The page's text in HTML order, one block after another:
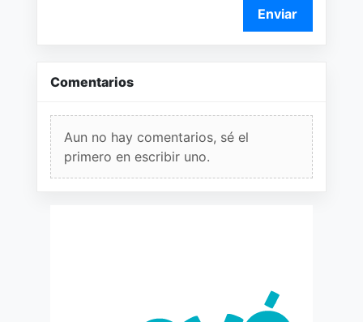
Enviar
Comentarios
Aun no hay comentarios, sé el
primero en escribir uno.